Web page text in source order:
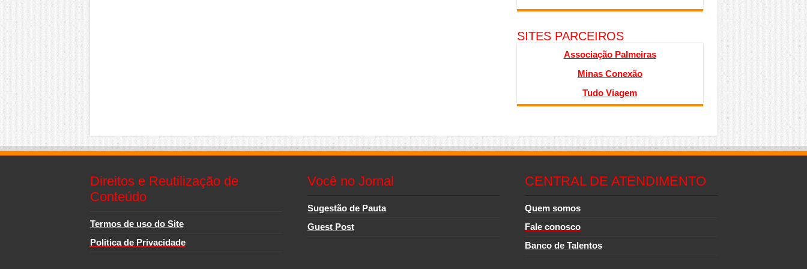
SITES PARCEIROS
Associação Palmeiras
Minas Conexão
Tudo Viagem
Direitos e Reutilização de
Conteúdo
Termos de uso do Site
Politica de Privacidade
Você no Jornal
Sugestão de Pauta
Guest Post
CENTRAL DE ATENDIMENTO
Quem somos
Fale conosco
Banco de Talentos